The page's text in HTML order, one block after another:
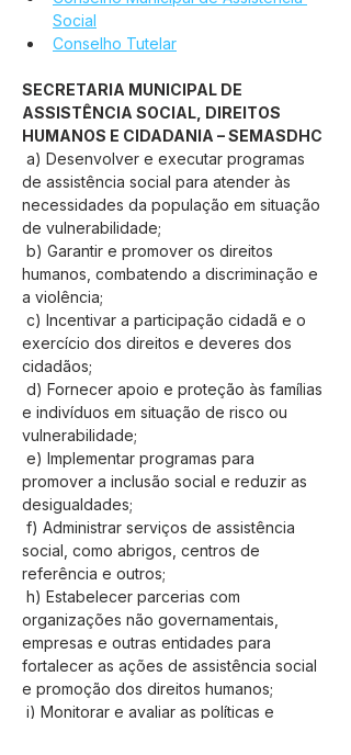
Social
Conselho Tutelar
SECRETARIA MUNICIPAL DE
ASSISTÊNCIA SOCIAL, DIREITOS
HUMANOS E CIDADANIA – SEMASDHC
de assistência social para atender às
necessidades da população em situação
de vulnerabilidade;
humanos, combatendo a discriminação e
a violência;
exercício dos direitos e deveres dos
cidadãos;
e indivíduos em situação de risco ou
vulnerabilidade;
promover a inclusão social e reduzir as
desigualdades;
social, como abrigos, centros de
referência e outros;
organizações não governamentais,
empresas e outras entidades para
fortalecer as ações de assistência social
e promoção dos direitos humanos;